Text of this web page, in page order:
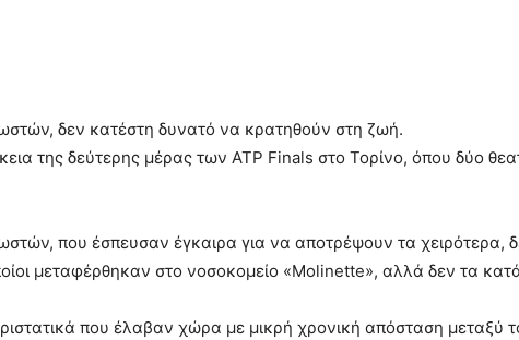
δεν κατέστη δυνατό να κρατηθούν στη ζωή.
της δεύτερης μέρας των ATP Finals στο Τορίνο, όπου δύο
που έσπευσαν έγκαιρα για να αποτρέψουν τα
μεταφέρθηκαν στο νοσοκομείο «Molinette», αλλά δεν τα
που έλαβαν χώρα με μικρή χρονική απόσταση